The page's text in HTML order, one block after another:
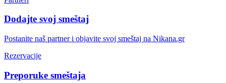
Dodajte svoj smeštaj
Postanite naš partner i objavite svoj smeštaj na Nikana.gr
Rezervacije
Preporuke smeštaja